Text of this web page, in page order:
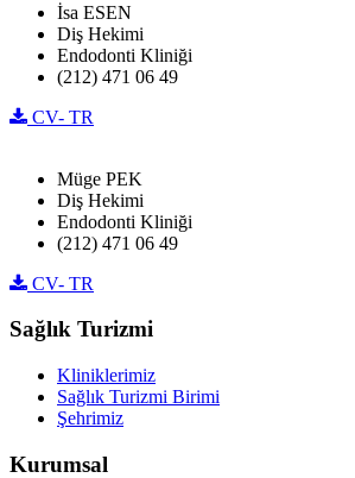
İsa ESEN
Diş Hekimi
Endodonti Kliniği
(212) 471 06 49
CV- TR
Müge PEK
Diş Hekimi
Endodonti Kliniği
(212) 471 06 49
CV- TR
Sağlık Turizmi
Kliniklerimiz
Sağlık Turizmi Birimi
Şehrimiz
Kurumsal